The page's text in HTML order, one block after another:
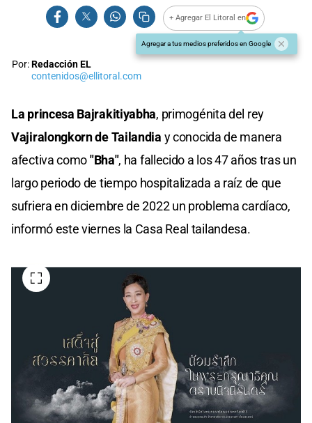
+ Agregar El Litoral en
Agregar a tus medios preferidos en Google
Por:Redacción EL
contenidos@ellitoral.com
La princesa Bajrakitiyabha, primogénita del rey
Vajiralongkorn de Tailandia y conocida de manera
afectiva como"Bha", ha fallecido a los 47 años tras un
largo periodo de tiempo hospitalizada a raíz de que
sufriera en diciembre de 2022 un problema cardíaco,
informó este viernes la Casa Real tailandesa.